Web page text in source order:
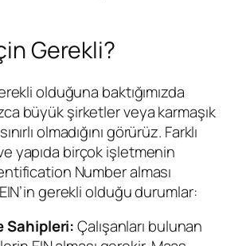
Gerekli?
olduğuna baktığımızda
büyük şirketler veya karmaşık
olmadığını görürüz. Farklı
yapıda birçok işletmenin
Number alması
gerekli olduğu durumlar:
Sahipleri:Çalışanları bulunan